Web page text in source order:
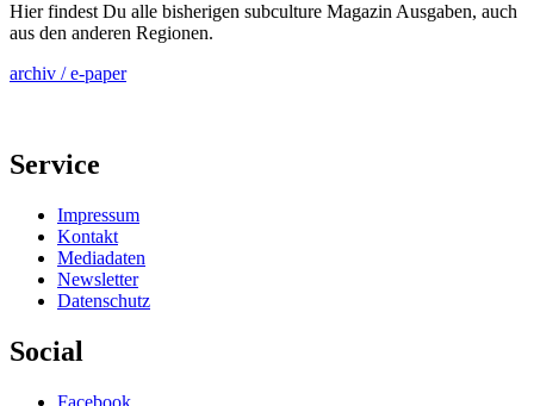
Hier findest Du alle bisherigen subculture Magazin Ausgaben, auch
aus den anderen Regionen.
archiv / e-paper
Service
Impressum
Kontakt
Mediadaten
Newsletter
Datenschutz
Social
Facebook